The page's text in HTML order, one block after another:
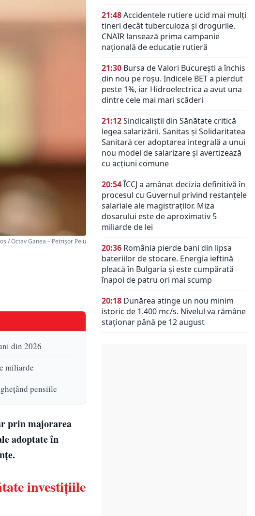
/ Octav Ganea – Petrișor Peiu
din 2026
miliarde
pensiile
prin majorarea
adoptate în
investițiile
21:48Accidentele rutiere ucid mai mulți
tineri decât tuberculoza și drogurile.
CNAIR lansează prima campanie
națională de educație rutieră
21:30 Bursa de Valori București a închis
din nou pe roșu. Indicele BET a pierdut
peste 1%, iar Hidroelectrica a avut una
dintre cele mai mari scăderi
21:12Sindicaliștii din Sănătate critică
legea salarizării. Sanitas și Solidaritatea
Sanitară cer adoptarea integrală a unui
nou model de salarizare și avertizează
cu acțiuni comune
20:54ÎCCJ a amânat decizia definitivă în
procesul cu Guvernul privind restanțele
salariale ale magistraților. Miza
dosarului este de aproximativ 5
miliarde de lei
20:36 România pierde bani din lipsa
bateriilor de stocare. Energia ieftină
pleacă în Bulgaria și este cumpărată
înapoi de patru ori mai scump
20:18 Dunărea atinge un nou minim
istoric de 1.400 mc/s. Nivelul va rămâne
staționar până pe 12 august